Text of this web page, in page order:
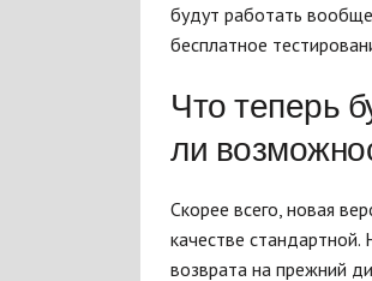
будут работать
бесплатное
Что теперь
ли
Скорее всего, новая
качестве
возврата на прежний